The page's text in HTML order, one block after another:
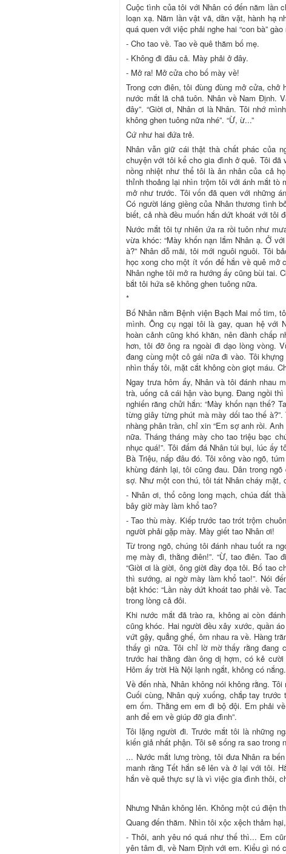
Cuộc tình của tôi với Nhân có đến năm lần
loạn xạ. Năm lần vật vã, dằn vặt, hành hạ
quá quen với việc phải nghe hai “con bà”
- Cho tao về. Tao về quê thăm bố mẹ.
- Không đi đâu cả. Mày phải ở đây.
- Mở ra! Mở cửa cho bố mày về!
Trong cơn điên, tôi đùng đùng mở cửa,
nước mắt lã chã tuôn. Nhân về Nam Định.
đây”. “Giời ơi, Nhân ơi là Nhân. Tôi nhớ
không ghen tuông nữa nhé”. “Ừ, ừ...”
Cứ như hai đứa trẻ.
Nhân vẫn giữ cái thật thà chất phác của
chuyện với tôi kể cho gia đình ở quê. Tôi
nồng nhiệt như thể tôi là ân nhân của cả
thỉnh thoảng lại nhìn trộm tôi với ánh mắt tò
mở như trước. Tôi vốn đã quen với những
Có người láng giềng của Nhân thương tình
biết, cả nhà đều muốn hắn dứt khoát với tôi
Nước mắt tôi tự nhiên ứa ra rồi tuôn như
vừa khóc: “Mày khốn nạn lắm Nhân ạ. Ở
à?” Nhân dỗ mãi, tôi mới nguôi nguôi. Tôi
học xong cho một ít vốn để hắn về quê mở
Nhân nghe tôi mở ra hướng ấy cũng bùi tai.
bắt tôi hứa sẽ không ghen tuông nữa.
*
Bố Nhân nằm Bệnh viện Bạch Mai mổ tim,
mình. Ông cụ ngại tôi là gay, quan hệ với
hoàn cảnh cũng khó khăn, nên đành chấp
hơn, tôi đỡ ông ra ngoài đi dạo lòng vòng.
đang cùng một cô gái nữa đi vào. Tôi
nhìn thấy tôi, mặt cắt không còn giọt máu.
Ngay trưa hôm ấy, Nhân và tôi đánh nhau
trà, uống cả cái hận vào bụng. Đang ngồi
nghiến răng chửi hắn: “Mày khốn nạn thế?
từng giây từng phút mà mày dối tao thế
nhàng phân trần, chỉ xin “Em sợ anh rồi.
nữa. Tháng tháng mày cho tao triệu bạc
nhục quá!”. Tôi đấm đá Nhân túi bụi, lúc ấy
Bà Triệu, nấp đâu đó. Tôi xông vào ngõ,
khùng đánh lại, tôi cũng đau. Dân trong
sợ. Như một con thú, tôi tát Nhân cháy mặt,
- Nhân ơi, thổ công long mạch, chúa đất
bây giờ mày làm khổ tao?
- Tao thù mày. Kiếp trước tao trót trộm
người phải gặp mày. Mày giết tao Nhân ơi!
Từ trong ngõ, chúng tôi đánh nhau tuốt ra
mẹ mày đi, thằng điên!”. “Ừ, tao điên. Tao
“Giời ơi là giời, ông giời đày đọa tôi. Bố tao
thì sướng, ai ngờ mày làm khổ tao!”. Nói
bật khóc: “Lần này dứt khoát tao phải về.
trong lòng cả đôi.
Khi nước mắt đã trào ra, không ai còn
cũng khóc. Hai người đều xây xước, quần
vứt gậy, quẳng ghế, ôm nhau ra về. Hàng
thấy gì nữa. Tôi chỉ lờ mờ thấy rằng đang
trước hai thằng đàn ông dị hợm, có kẻ
Hôm ấy trời Hà Nội lạnh ngắt, không có
Về đến nhà, Nhân không nói không rằng.
Cuối cùng, Nhân quỳ xuống, chắp tay
em ốm. Thằng em em đi bộ đội. Em phải
anh để em về giúp đỡ gia đình”.
Tôi lặng người đi. Trước mắt tôi là những
kiến giả nhất phận. Tôi sẽ sống ra sao trong
... Nước mắt lưng tròng, tôi đưa Nhân ra
manh rằng Tết hắn sẽ lên và ở lại với tôi.
hắn về quê thực sự là vì việc gia đình thôi,
Nhưng Nhân không lên. Không một cú điện
Quang đến thăm. Nhìn tôi xộc xệch thảm
- Thôi, anh yêu nó quá như thế thì... Em
yên tâm đi, về Nam Định với em. Kiểu gì nó